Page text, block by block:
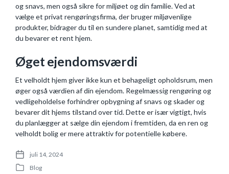
og snavs, men også sikre for miljøet og din familie. Ved at
vælge et privat rengøringsfirma, der bruger miljøvenlige
produkter, bidrager du til en sundere planet, samtidig med at
du bevarer et rent hjem.
Øget ejendomsværdi
Et velholdt hjem giver ikke kun et behageligt opholdsrum, men
øger også værdien af ​​din ejendom. Regelmæssig rengøring og
vedligeholdelse forhindrer opbygning af snavs og skader og
bevarer dit hjems tilstand over tid. Dette er især vigtigt, hvis
du planlægger at sælge din ejendom i fremtiden, da en ren og
velholdt bolig er mere attraktiv for potentielle købere.
P
juli 14, 2024
P Blog